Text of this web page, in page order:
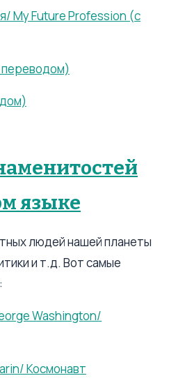
My Future Profession (с
языке
людей нашей планеты
и т.д. Вот самые
Washington/
Космонавт